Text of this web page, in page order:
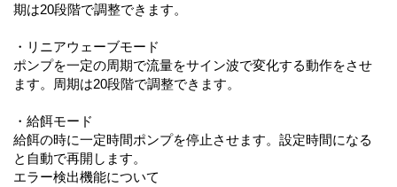
期は20段階で調整できます。
・リニアウェーブモード
ポンプを一定の周期で流量をサイン波で変化する動作をさせ
ます。周期は20段階で調整できます。
・給餌モード
給餌の時に一定時間ポンプを停止させます。設定時間になる
と自動で再開します。
エラー検出機能について